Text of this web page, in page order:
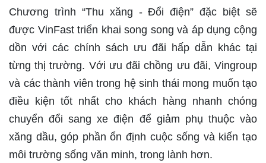
Chương trình “Thu xăng - Đổi điện” đặc biệt sẽ
được VinFast triển khai song song và áp dụng cộng
dồn với các chính sách ưu đãi hấp dẫn khác tại
từng thị trường. Với ưu đãi chồng ưu đãi, Vingroup
và các thành viên trong hệ sinh thái mong muốn tạo
điều kiện tốt nhất cho khách hàng nhanh chóng
chuyển đổi sang xe điện để giảm phụ thuộc vào
xăng dầu, góp phần ổn định cuộc sống và kiến tạo
môi trường sống văn minh, trong lành hơn.